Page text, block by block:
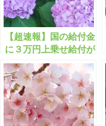
【超速報】国の給付金
に３万円上乗せ給付が
開始します！非課税世
帯以外にも子ども1人
5万円給付